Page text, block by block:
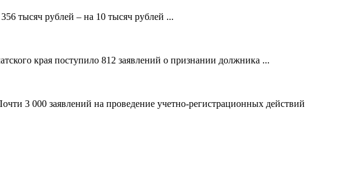
тысяч рублей – на 10 тысяч рублей ...
края поступило 812 заявлений о признании должника ...
3 000 заявлений на проведение учетно-регистрационных действий